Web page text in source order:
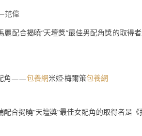
范偉
麗配合揭曉“天壇獎”最佳男配角獎的取得
角——包養網米婭·梅爾策包養網
合揭曉“天壇獎”最佳女配角的取得者是